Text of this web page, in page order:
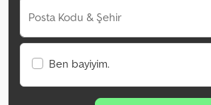
Posta Kodu & Şehir
Ben bayiyim.